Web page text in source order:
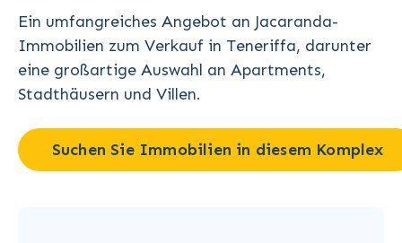
Ein umfangreiches Angebot an Jacaranda-
Immobilien zum Verkauf in Teneriffa, darunter
eine großartige Auswahl an Apartments,
Stadthäusern und Villen.
Suchen Sie Immobilien in diesem Komplex